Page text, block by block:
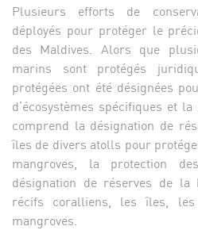
Plusieurs efforts de
déployés pour protéger le
des Maldives. Alors que
marins sont protégés
protégées ont été désignées
d’écosystèmes spécifiques et
comprend la désignation de
îles de divers atolls pour
mangroves, la protection
désignation de réserves de
récifs coralliens, les îles,
mangroves.